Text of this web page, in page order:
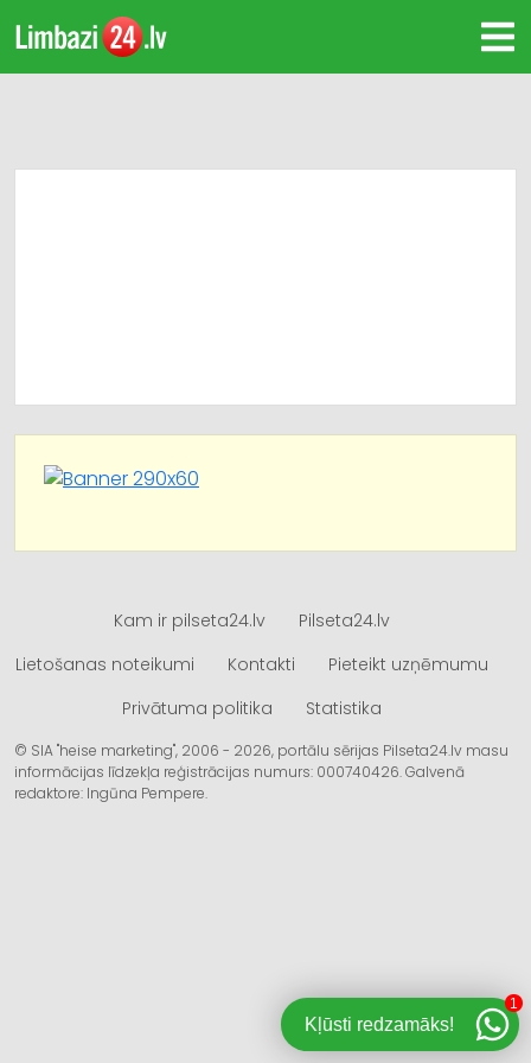
Kam ir pilseta24.lv
Pilseta24.lv
Lietošanas noteikumi
Kontakti
Pieteikt uzņēmumu
Privātuma politika
Statistika
© SIA "heise marketing", 2006 - 2026, portālu sērijas Pilseta24.lv masu
informācijas līdzekļa reģistrācijas numurs: 000740426. Galvenā
redaktore: Ingūna Pempere.
Kļūsti redzamāks!
1